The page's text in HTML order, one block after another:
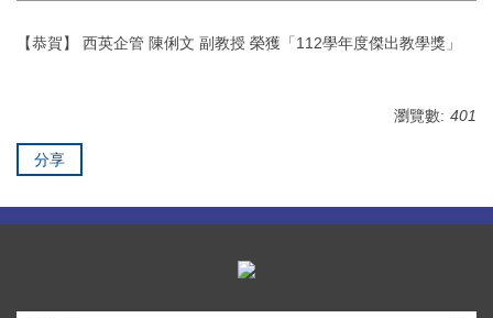
【恭賀】 西英企管 陳俐文 副教授 榮獲「112學年度傑出教學獎」
瀏覽數: 401
分享